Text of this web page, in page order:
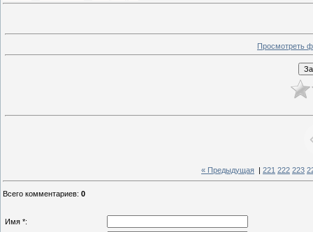
Просмотреть
« Предыдущая 221 222 223
Всего комментариев: 0
Имя *: